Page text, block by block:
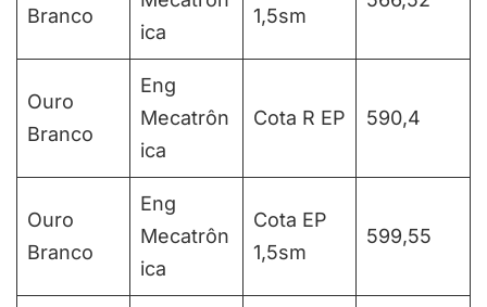
Branco
ica
1,5sm
Ouro
Branco
Eng
Mecatrôn
ica
Cota R EP 590,4
Ouro
Branco
Eng
Mecatrôn
ica
Cota EP
1,5sm
599,55